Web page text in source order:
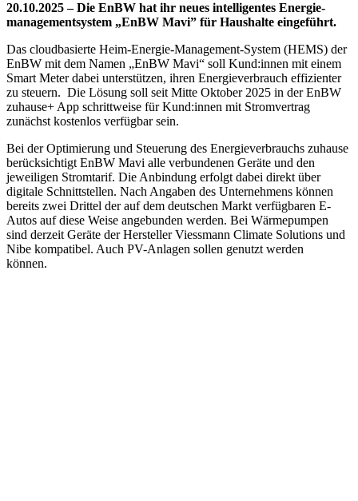
20.10.2025 – Die EnBW hat ihr neues intelligentes Energie­
managementsystem „EnBW Mavi” für Haushalte eingeführt.
Das cloudbasierte Heim-Energie-Management-System (HEMS) der
EnBW mit dem Namen „EnBW Mavi“ soll Kund:innen mit einem
Smart Meter dabei unterstützen, ihren Energieverbrauch effizienter
zu steuern. Die Lösung soll seit Mitte Oktober 2025 in der EnBW
zuhause+ App schrittweise für Kund:innen mit Stromvertrag
zunächst kostenlos verfügbar sein.
Bei der Optimierung und Steuerung des Energieverbrauchs zuhause
berücksichtigt EnBW Mavi alle verbundenen Geräte und den
jeweiligen Stromtarif. Die Anbindung erfolgt dabei direkt über
digitale Schnittstellen. Nach Angaben des Unternehmens können
bereits zwei Drittel der auf dem deutschen Markt verfügbaren E-
Autos auf diese Weise angebunden werden. Bei Wärmepumpen
sind derzeit Geräte der Hersteller Viessmann Climate Solutions und
Nibe kompatibel. Auch PV-Anlagen sollen genutzt werden
können.